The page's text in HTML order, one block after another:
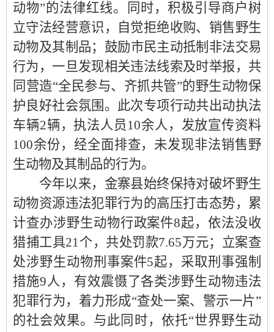
动物”的法律红线。同时，积极引导商户树
立守法经营意识，自觉拒绝收购、销售野生
动物及其制品；鼓励市民主动抵制非法交易
行为，一旦发现相关违法线索及时举报，共
同营造“全民参与、齐抓共管”的野生动物保
护良好社会氛围。此次专项行动共出动执法
车辆2辆，执法人员10余人，发放宣传资料
100余份，经全面排查，未发现非法销售野
生动物及其制品的行为。
今年以来，金寨县始终保持对破坏野生
动物资源违法犯罪行为的高压打击态势，累
计查办涉野生动物行政案件8起，依法没收
猎捕工具21个，共处罚款7.65万元；立案查
处涉野生动物刑事案件5起，采取刑事强制
措施9人，有效震慑了各类涉野生动物违法
犯罪行为，着力形成“查处一案、警示一片”
的社会效果。与此同时，依托“世界野生动